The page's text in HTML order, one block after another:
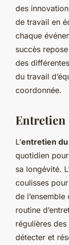
des
de travail en
chaque
succès
des
du travail
coordonnée.
Entretien
L’entretien du
quotidien
sa longévité.
coulisses
de l’ensemble
routine
régulières
détecter et